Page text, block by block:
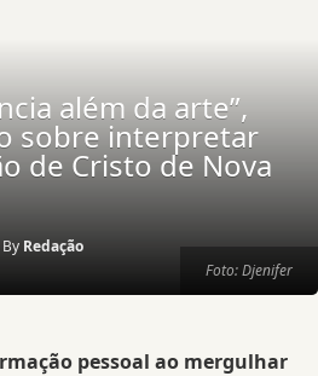
Foto: Djenifer
além da arte”,
sobre interpretar
de Cristo de Nova
By Redação
pessoal ao mergulhar